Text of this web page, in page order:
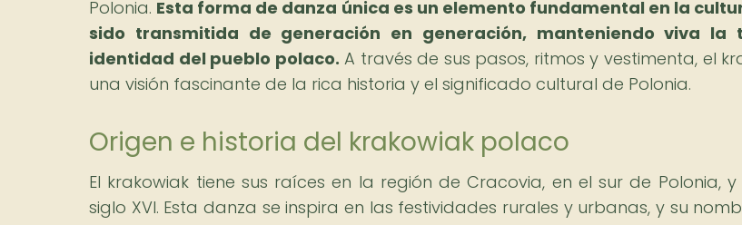
Polonia. Esta forma de danza única es un elemento fundamental en la
sido transmitida de generación en generación, manteniendo viva la
identidad del pueblo polaco. A través de sus pasos, ritmos y vestimenta, el
una visión fascinante de la rica historia y el significado cultural de Polonia.
Origen e historia del krakowiak polaco
El krakowiak tiene sus raíces en la región de Cracovia, en el sur de Polonia,
siglo XVI. Esta danza se inspira en las festividades rurales y urbanas, y su